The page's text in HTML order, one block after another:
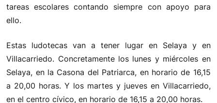
tareas escolares contando siempre con apoyo para
ello.
Estas ludotecas van a tener lugar en Selaya y en
Villacarriedo. Concretamente los lunes y miércoles en
Selaya, en la Casona del Patriarca, en horario de 16,15
a 20,00 horas. Y los martes y jueves en Villacarriedo,
en el centro cívico, en horario de 16,15 a 20,00 horas.